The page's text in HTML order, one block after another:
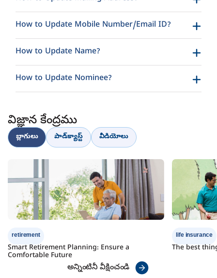
Change Request
Form
customer.first@indiafirstlife.com
Click here
Change
How to Update Mobile Number/Email ID?
1800-209-8700
How to Update Name?
customer.first@indiafirstlife.com
Change Request Form
Click here
How to Update Nominee?
Nomination Change Form
Nominee’s name
Address
Date of birth
విజ్ఞాన కేంద్రము
బ్లాగులు పాడ్‌క్యాస్ట్ వీడియోలు
retirement
Smart Retirement Planning: Ensure a
Comfortable Future
life insurance
The best
అన్నింటినీ వీక్షించండి